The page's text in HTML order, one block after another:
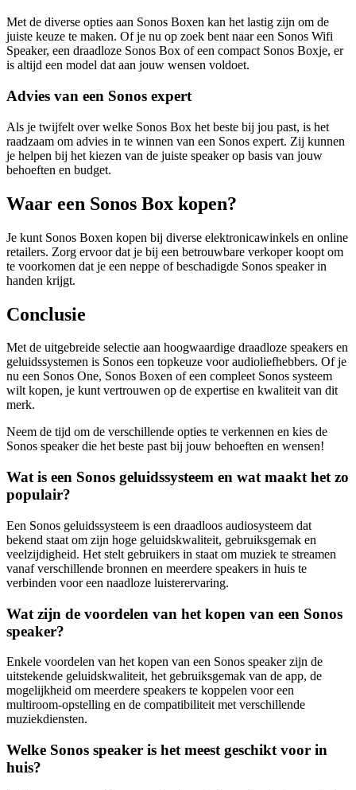
Met de diverse opties aan Sonos Boxen kan het lastig zijn om de
juiste keuze te maken. Of je nu op zoek bent naar een Sonos Wifi
Speaker, een draadloze Sonos Box of een compact Sonos Boxje, er
is altijd een model dat aan jouw wensen voldoet.
Advies van een Sonos expert
Als je twijfelt over welke Sonos Box het beste bij jou past, is het
raadzaam om advies in te winnen van een Sonos expert. Zij kunnen
je helpen bij het kiezen van de juiste speaker op basis van jouw
behoeften en budget.
Waar een Sonos Box kopen?
Je kunt Sonos Boxen kopen bij diverse elektronicawinkels en online
retailers. Zorg ervoor dat je bij een betrouwbare verkoper koopt om
te voorkomen dat je een neppe of beschadigde Sonos speaker in
handen krijgt.
Conclusie
Met de uitgebreide selectie aan hoogwaardige draadloze speakers en
geluidssystemen is Sonos een topkeuze voor audioliefhebbers. Of je
nu een Sonos One, Sonos Boxen of een compleet Sonos systeem
wilt kopen, je kunt vertrouwen op de expertise en kwaliteit van dit
merk.
Neem de tijd om de verschillende opties te verkennen en kies de
Sonos speaker die het beste past bij jouw behoeften en wensen!
Wat is een Sonos geluidssysteem en wat maakt het zo
populair?
Een Sonos geluidssysteem is een draadloos audiosysteem dat
bekend staat om zijn hoge geluidskwaliteit, gebruiksgemak en
veelzijdigheid. Het stelt gebruikers in staat om muziek te streamen
vanaf verschillende bronnen en meerdere speakers in huis te
verbinden voor een naadloze luisterervaring.
Wat zijn de voordelen van het kopen van een Sonos
speaker?
Enkele voordelen van het kopen van een Sonos speaker zijn de
uitstekende geluidskwaliteit, het gebruiksgemak van de app, de
mogelijkheid om meerdere speakers te koppelen voor een
multiroom-opstelling en de compatibiliteit met verschillende
muziekdiensten.
Welke Sonos speaker is het meest geschikt voor in
huis?